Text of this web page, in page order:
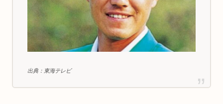
出典：東海テレビ